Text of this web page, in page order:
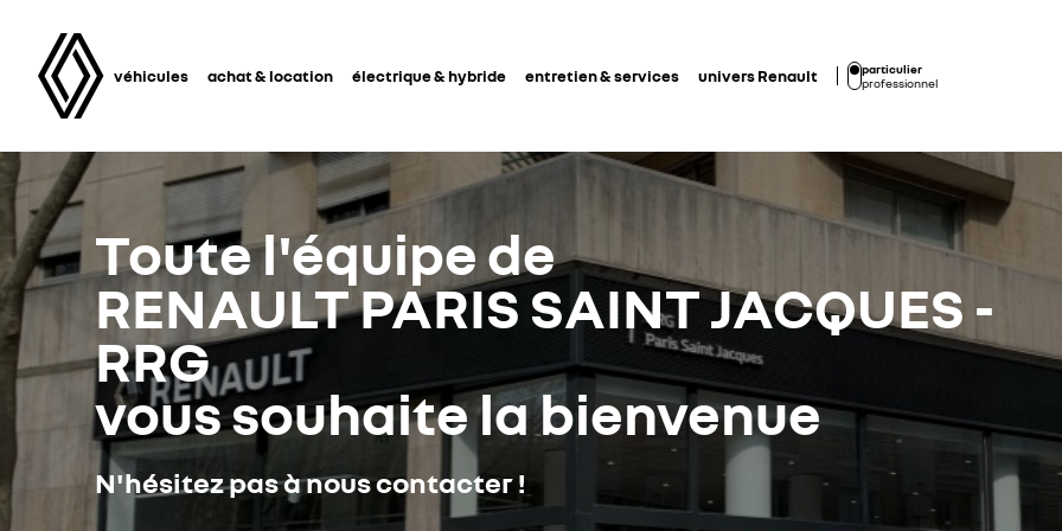
véhicules achat & location électrique & hybride entretien & services univers Renault
particulier
professionnel
Toute l'équipe de
RENAULT PARIS SAINT JACQUES -
RRG
vous souhaite la bienvenue
N'hésitez pas à nous contacter !